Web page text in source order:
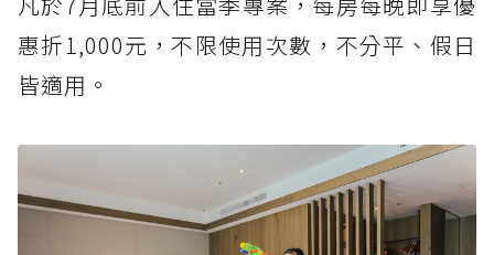
惠折1,000元，不限使用次數，不分平、假日
皆適用。